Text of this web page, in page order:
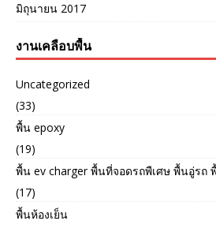
มิถุนายน 2017
งานเคลือบพื้น
Uncategorized
(33)
พื้น epoxy
(19)
พื้น ev charger พื้นที่จอดรถพืเศษ พื้นอู่รถ
(17)
พื้นห้องเย็น